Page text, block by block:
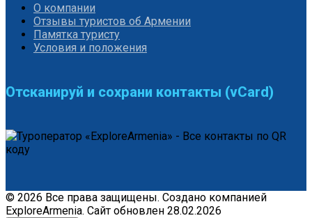
О компании
Отзывы туристов об Армении
Памятка туристу
Условия и положения
Отсканируй и сохрани контакты (vCard)
© 2026 Все права защищены. Создано компанией
ExploreArmenia. Сайт обновлен 28.02.2026